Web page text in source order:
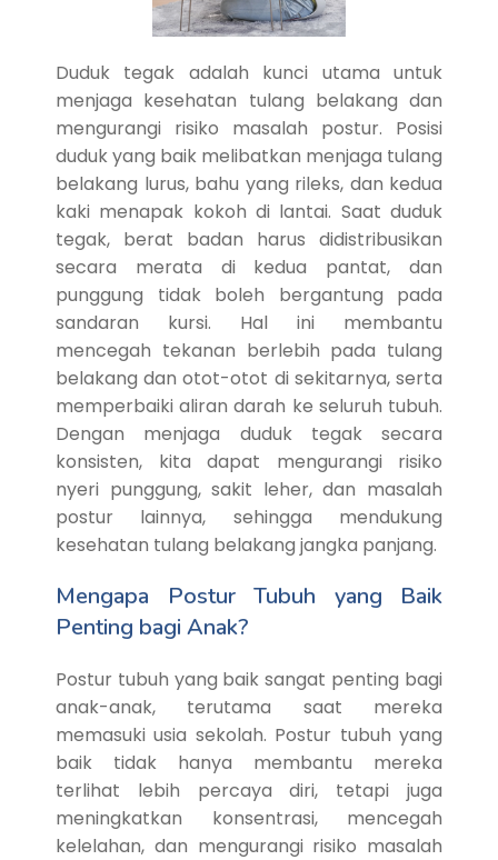
Duduk tegak adalah kunci utama untuk
menjaga kesehatan tulang belakang dan
mengurangi risiko masalah postur. Posisi
duduk yang baik melibatkan menjaga tulang
belakang lurus, bahu yang rileks, dan kedua
kaki menapak kokoh di lantai. Saat duduk
tegak, berat badan harus didistribusikan
secara merata di kedua pantat, dan
punggung tidak boleh bergantung pada
sandaran kursi. Hal ini membantu
mencegah tekanan berlebih pada tulang
belakang dan otot-otot di sekitarnya, serta
memperbaiki aliran darah ke seluruh tubuh.
Dengan menjaga duduk tegak secara
konsisten, kita dapat mengurangi risiko
nyeri punggung, sakit leher, dan masalah
postur lainnya, sehingga mendukung
kesehatan tulang belakang jangka panjang.
Mengapa Postur Tubuh yang Baik
Penting bagi Anak?
Postur tubuh yang baik sangat penting bagi
anak-anak, terutama saat mereka
memasuki usia sekolah. Postur tubuh yang
baik tidak hanya membantu mereka
terlihat lebih percaya diri, tetapi juga
meningkatkan konsentrasi, mencegah
kelelahan, dan mengurangi risiko masalah